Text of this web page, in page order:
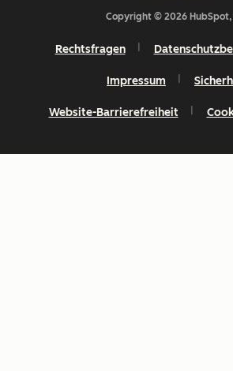
Copyright © 2026 HubSpot,
Rechtsfragen
Impressum
Website-Barrierefreiheit